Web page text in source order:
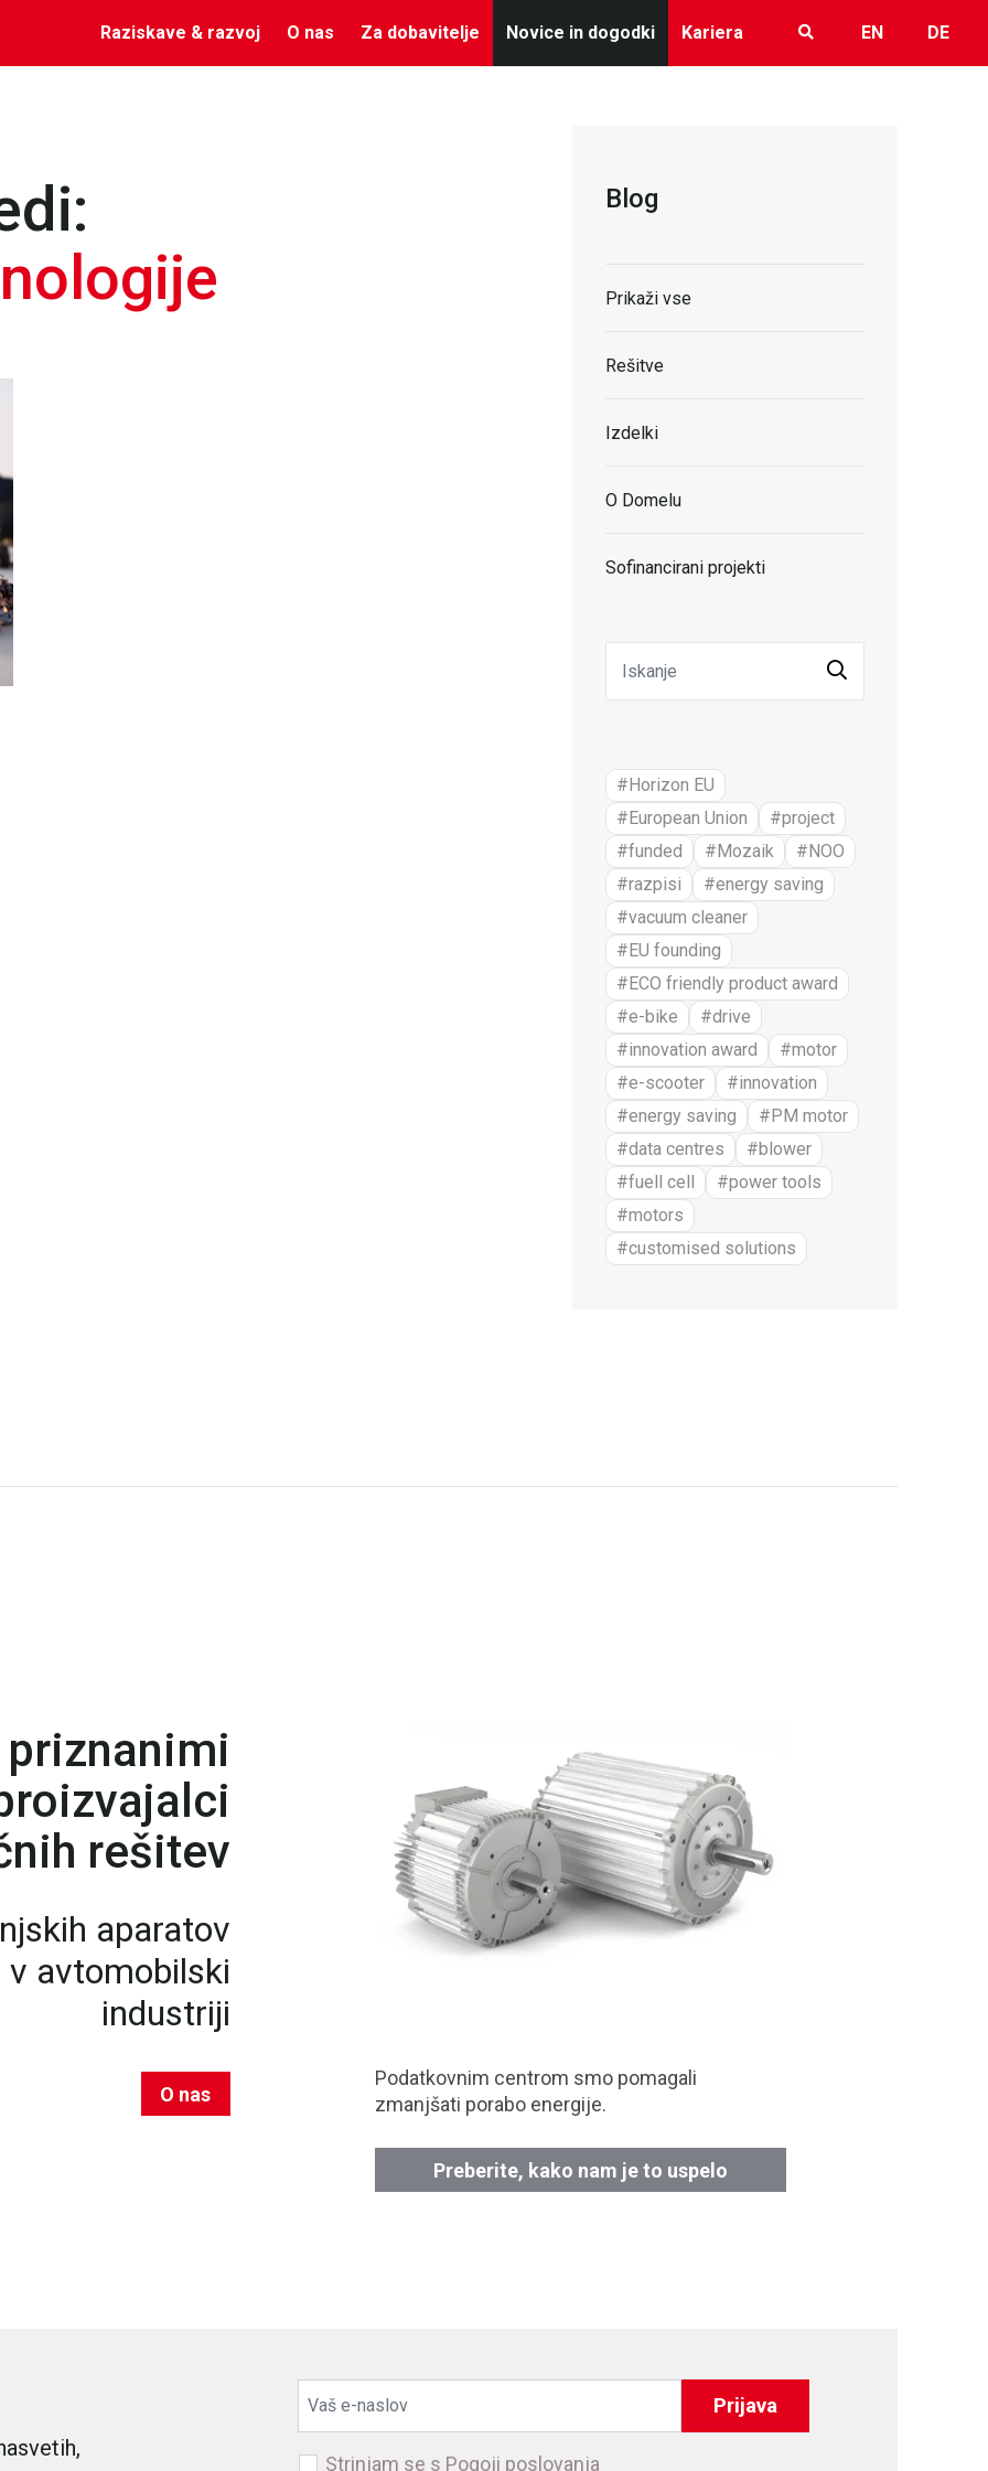
Raziskave & razvoj O nas Za dobavitelje Novice in dogodki Kariera EN DE
Blog
Prikaži vse
Rešitve
Izdelki
O Domelu
Sofinancirani projekti
#Horizon EU
#European Union
#project
#funded
#Mozaik
#NOO
#razpisi
#energy saving
#vacuum cleaner
#EU founding
#ECO friendly product award
#e-bike
#drive
#innovation award
#motor
#e-scooter
#innovation
#energy saving
#PM motor
#data centres
#blower
#fuell cell
#power tools
#motors
#customised solutions
rešitev
aparatov
v avtomobilski
industriji
O nas
Podatkovnim centrom smo pomagali
zmanjšati porabo energije.
Preberite, kako nam je to uspelo
Prijava
Strinjam se s Pogoji poslovanja